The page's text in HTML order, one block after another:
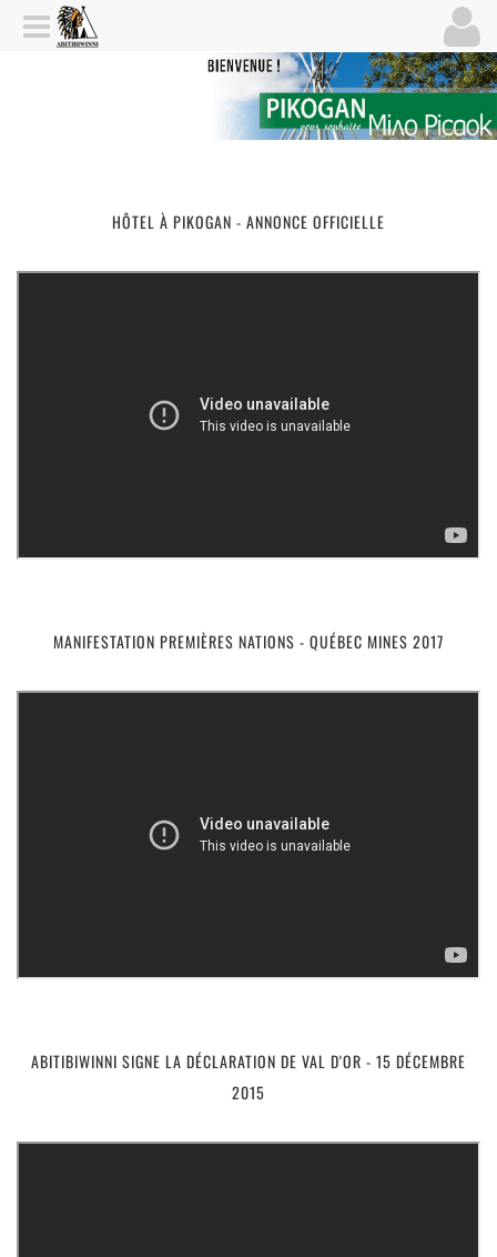
HÔTEL À PIKOGAN - ANNONCE OFFICIELLE
MANIFESTATION PREMIÈRES NATIONS - QUÉBEC MINES 2017
ABITIBIWINNI SIGNE LA DÉCLARATION DE VAL D'OR - 15 DÉCEMBRE
2015